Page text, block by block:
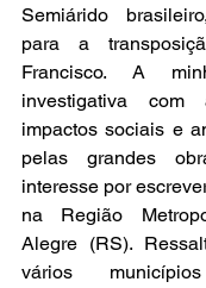
Semiárido
para a
Francisco. A
investigativa
impactos sociais e
pelas grandes
interesse por
na Região
Alegre (RS).
vários